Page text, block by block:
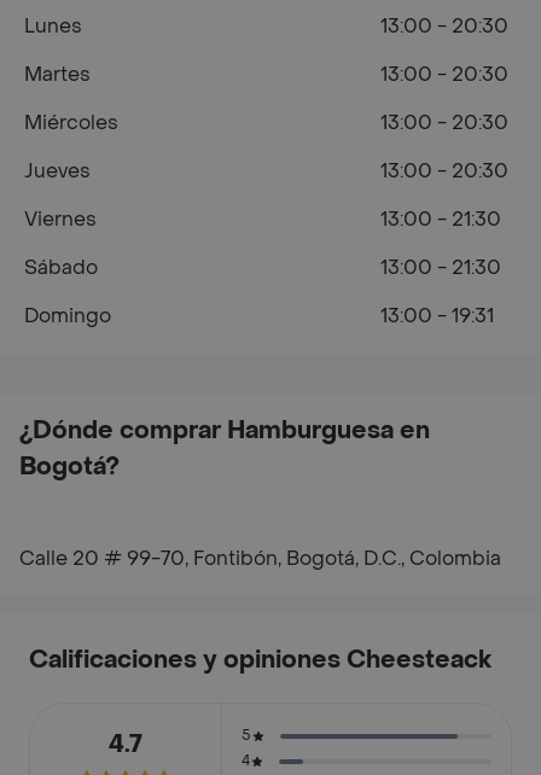
¿Dónde comprar Hamburguesa en
Bogotá?
Calle 20 # 99-70, Fontibón, Bogotá, D.C., Colombia
Lunes
13:00 - 20:30
Martes
13:00 - 20:30
Miércoles
13:00 - 20:30
Jueves
13:00 - 20:30
Viernes
13:00 - 21:30
Sábado
13:00 - 21:30
Domingo
13:00 - 19:31
Calificaciones y opiniones Cheesteack
4.7
5
4